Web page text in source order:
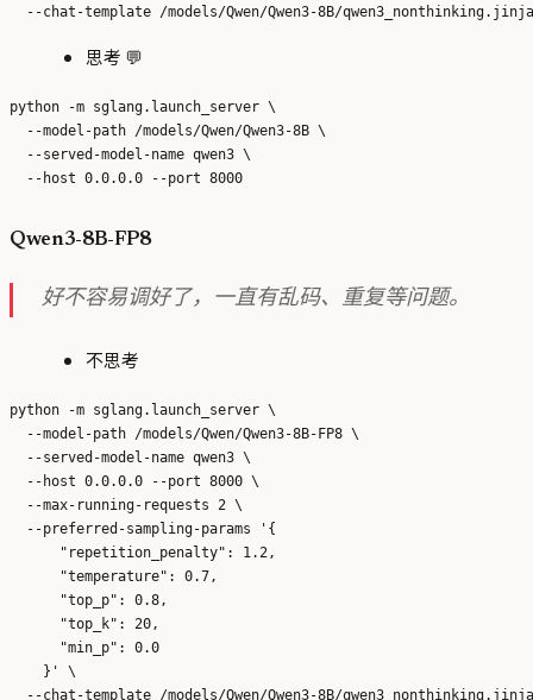
思考 💬
python -m sglang.launch_server \
  --model-path /models/Qwen/Qwen3-8B \
  --served-model-name qwen3 \
Qwen3-8B-FP8
好不容易调好了，一直有乱码、重复等问题。
不思考
python -m sglang.launch_server \
  --model-path /models/Qwen/Qwen3-8B-FP8 \
  --served-model-name qwen3 \
  --host 0.0.0.0 --port 8000 \
  --max-running-requests 2 \
  --preferred-sampling-params '{
      "repetition_penalty": 1.2,
      "temperature": 0.7,
      "top_p": 0.8,
      "top_k": 20,
      "min_p": 0.0
    }' \